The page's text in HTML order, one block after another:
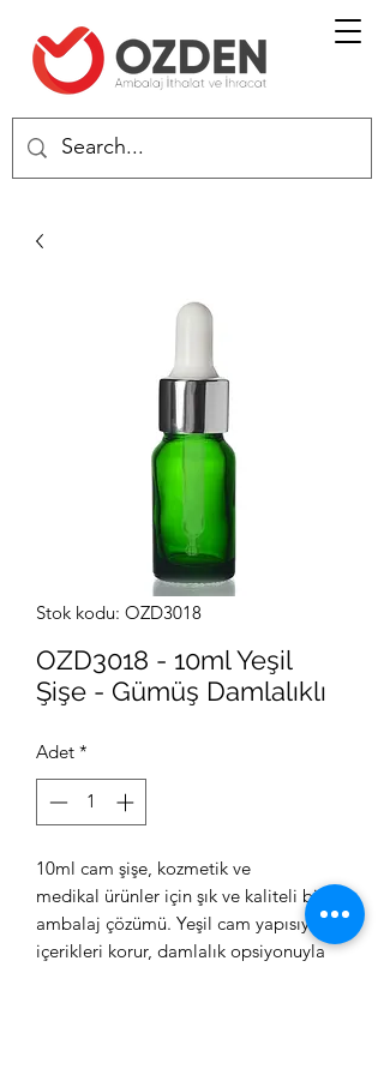
Stok kodu: OZD3018
OZD3018 - 10ml Yeşil
Şişe - Gümüş Damlalıklı
Adet *
10ml cam şişe, kozmetik ve
medikal ürünler için şık ve kaliteli bir
ambalaj çözümü. Yeşil cam yapısıyla
içerikleri korur, damlalık opsiyonuyla